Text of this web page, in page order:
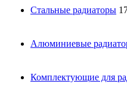
Стальные радиаторы
Алюминиевые
Комплектующие для